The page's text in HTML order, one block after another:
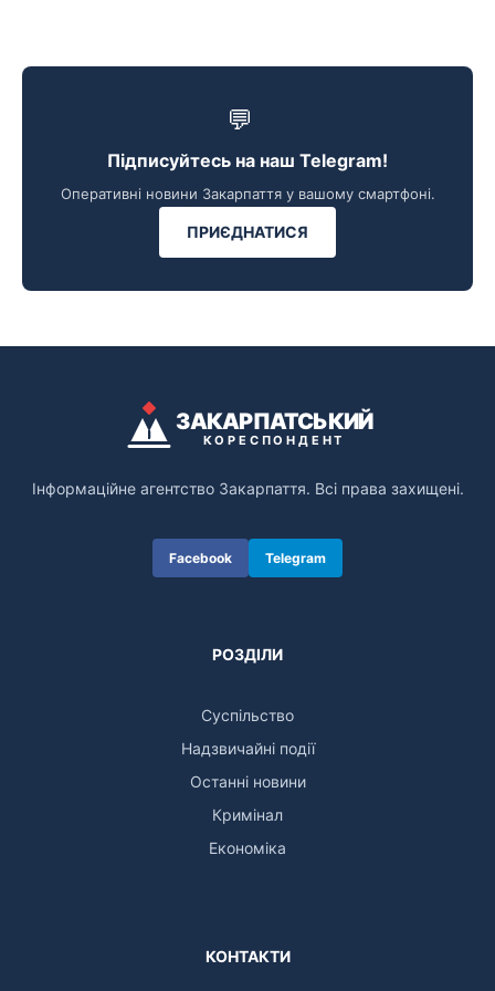
💬
Підписуйтесь на наш Telegram!
Оперативні новини Закарпаття у вашому смартфоні.
ПРИЄДНАТИСЯ
ЗАКАРПАТСЬКИЙ
КОРЕСПОНДЕНТ
Інформаційне агентство Закарпаття. Всі права захищені.
Facebook Telegram
РОЗДІЛИ
Суспільство
Надзвичайні події
Останні новини
Кримінал
Економіка
КОНТАКТИ